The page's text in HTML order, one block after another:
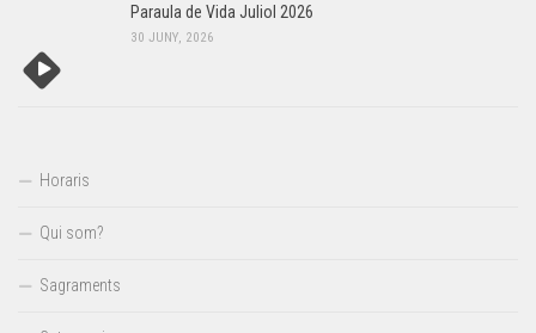
Paraula de Vida Juliol 2026
30 JUNY, 2026
Horaris
Qui som?
Sagraments